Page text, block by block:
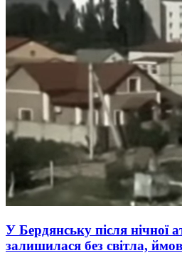
У Бердянську після нічної
залишилася без світла,